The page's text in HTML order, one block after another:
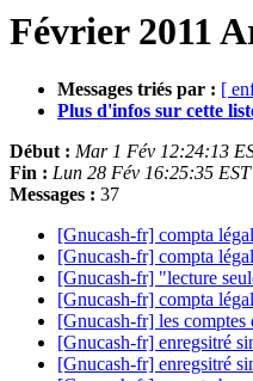
Février 2011
Messages triés par : [
Plus d'infos sur cette
Début : Mar 1 Fév 12:24:13
Fin : Lun 28 Fév 16:25:35 EST
Messages : 37
[Gnucash-fr] compta
[Gnucash-fr] compta
[Gnucash-fr] "lecture
[Gnucash-fr] compta
[Gnucash-fr] les comptes
[Gnucash-fr] enregsitré
[Gnucash-fr] enregsitré